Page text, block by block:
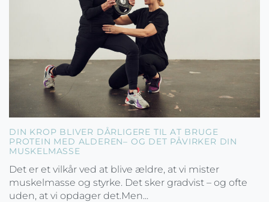
DIN KROP BLIVER DÅRLIGERE TIL AT BRUGE
PROTEIN MED ALDEREN– OG DET PÅVIRKER DIN
MUSKELMASSE
Det er et vilkår ved at blive ældre, at vi mister
muskelmasse og styrke. Det sker gradvist – og ofte
uden, at vi opdager det.Men...